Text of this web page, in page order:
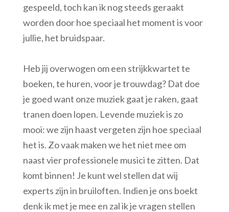
gespeeld, toch kan ik nog steeds geraakt
worden door hoe speciaal het moment is voor
jullie, het bruidspaar.
Heb jij overwogen om een strijkkwartet te
boeken, te huren, voor je trouwdag? Dat doe
je goed want onze muziek gaat je raken, gaat
tranen doen lopen. Levende muziek is zo
mooi: we zijn haast vergeten zijn hoe speciaal
het is. Zo vaak maken we het niet mee om
naast vier professionele musici te zitten. Dat
komt binnen! Je kunt wel stellen dat wij
experts zijn in bruiloften. Indien je ons boekt
denk ik met je mee en zal ik je vragen stellen